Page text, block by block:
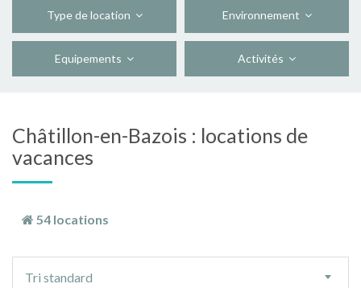
Type de location Environnement
Equipements Activités
Châtillon-en-Bazois : locations de
vacances
54 locations
Tri standard